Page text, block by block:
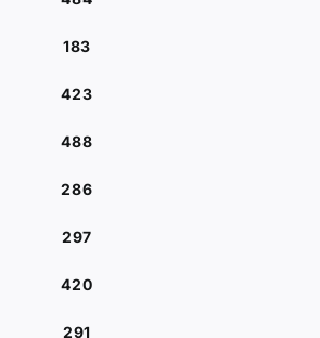
183
423
488
286
297
420
291